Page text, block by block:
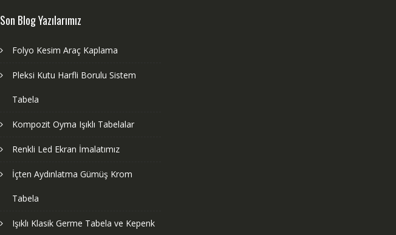
Son Blog Yazılarımız
Folyo Kesim Araç Kaplama
Pleksi Kutu Harfli Borulu Sistem
Tabela
Kompozit Oyma Işıklı Tabelalar
Renkli Led Ekran İmalatımız
İçten Aydınlatma Gümüş Krom
Tabela
Işıklı Klasik Germe Tabela ve Kepenk